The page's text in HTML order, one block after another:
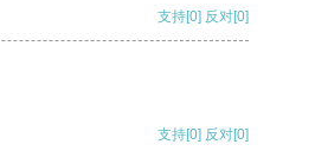
支持[0] 反对[0]
支持[0] 反对[0]